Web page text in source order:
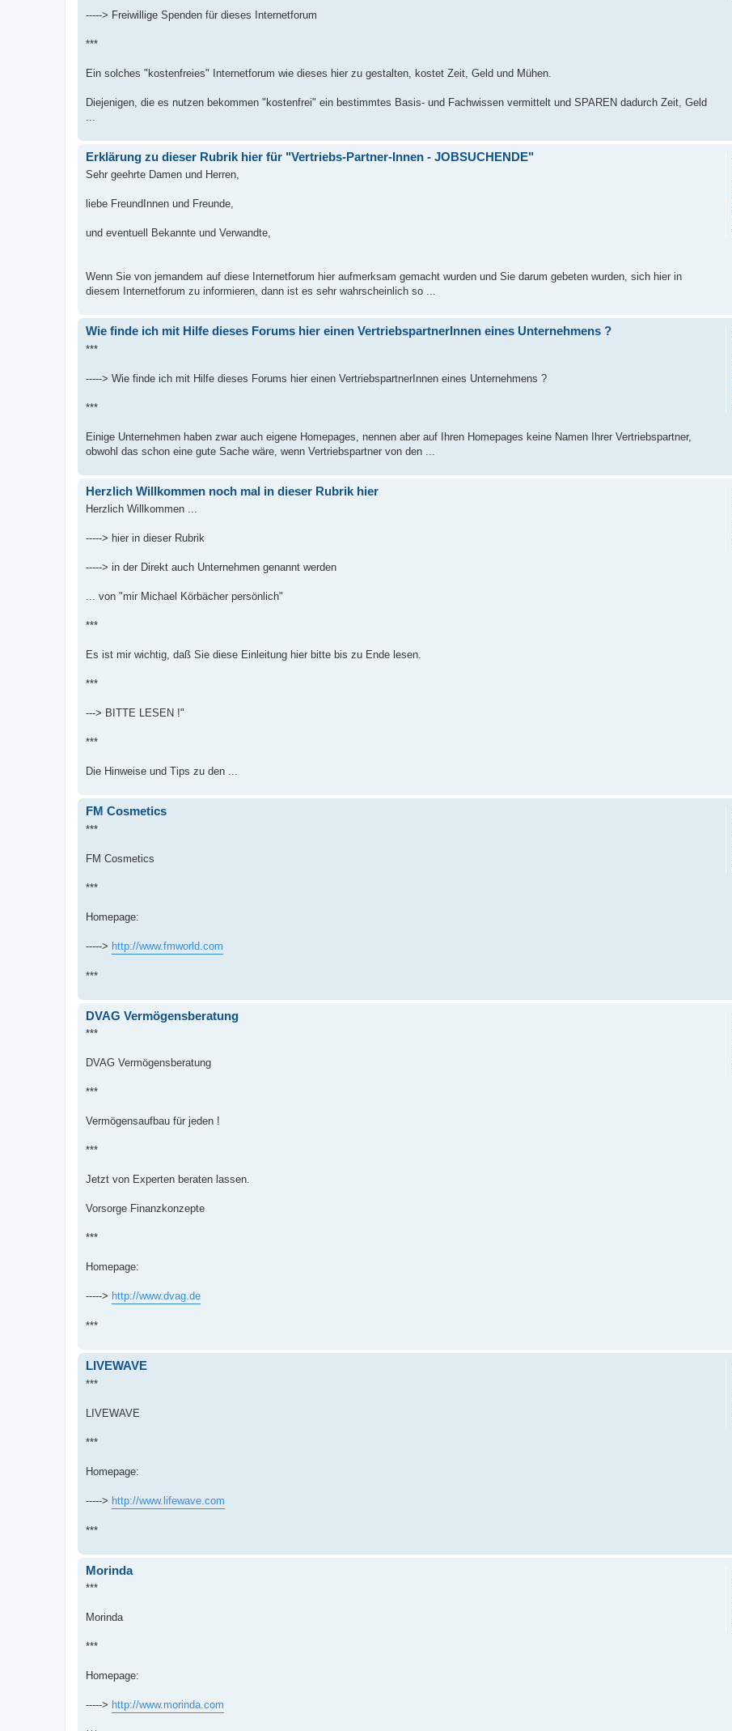
-----> Freiwillige Spenden für dieses Internetforum
***
Ein solches "kostenfreies" Internetforum wie dieses hier zu gestalten, kostet Zeit, Geld und Mühen.
Diejenigen, die es nutzen bekommen "kostenfrei" ein bestimmtes Basis- und Fachwissen vermittelt und SPAREN dadurch Zeit, Geld
Erklärung zu dieser Rubrik hier für "Vertriebs-Partner-Innen - JOBSUCHENDE"
Sehr geehrte Damen und Herren,
liebe FreundInnen und Freunde,
und eventuell Bekannte und Verwandte,
Wenn Sie von jemandem auf diese Internetforum hier aufmerksam gemacht wurden und Sie darum gebeten wurden, sich hier in
diesem Internetforum zu informieren, dann ist es sehr wahrscheinlich so ...
Wie finde ich mit Hilfe dieses Forums hier einen VertriebspartnerInnen eines Unternehmens ?
***
-----> Wie finde ich mit Hilfe dieses Forums hier einen VertriebspartnerInnen eines Unternehmens ?
***
Einige Unternehmen haben zwar auch eigene Homepages, nennen aber auf Ihren Homepages keine Namen Ihrer Vertriebspartner,
obwohl das schon eine gute Sache wäre, wenn Vertriebspartner von den ...
Herzlich Willkommen noch mal in dieser Rubrik hier
Herzlich Willkommen ...
-----> hier in dieser Rubrik
-----> in der Direkt auch Unternehmen genannt werden
... von "mir Michael Körbächer persönlich"
***
Es ist mir wichtig, daß Sie diese Einleitung hier bitte bis zu Ende lesen.
***
---> BITTE LESEN !"
***
Die Hinweise und Tips zu den ...
FM Cosmetics
***
FM Cosmetics
***
Homepage:
-----> http://www.fmworld.com
***
DVAG Vermögensberatung‎
***
DVAG Vermögensberatung‎
***
Vermögensaufbau für jeden !
***
Jetzt von Experten beraten lassen.
Vorsorge Finanzkonzepte
***
Homepage:
-----> http://www.dvag.de
***
LIVEWAVE
***
LIVEWAVE
***
Homepage:
-----> http://www.lifewave.com
***
Morinda
***
Morinda
***
Homepage:
-----> http://www.morinda.com